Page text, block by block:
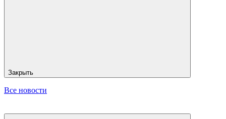
Закрыть
Все новости